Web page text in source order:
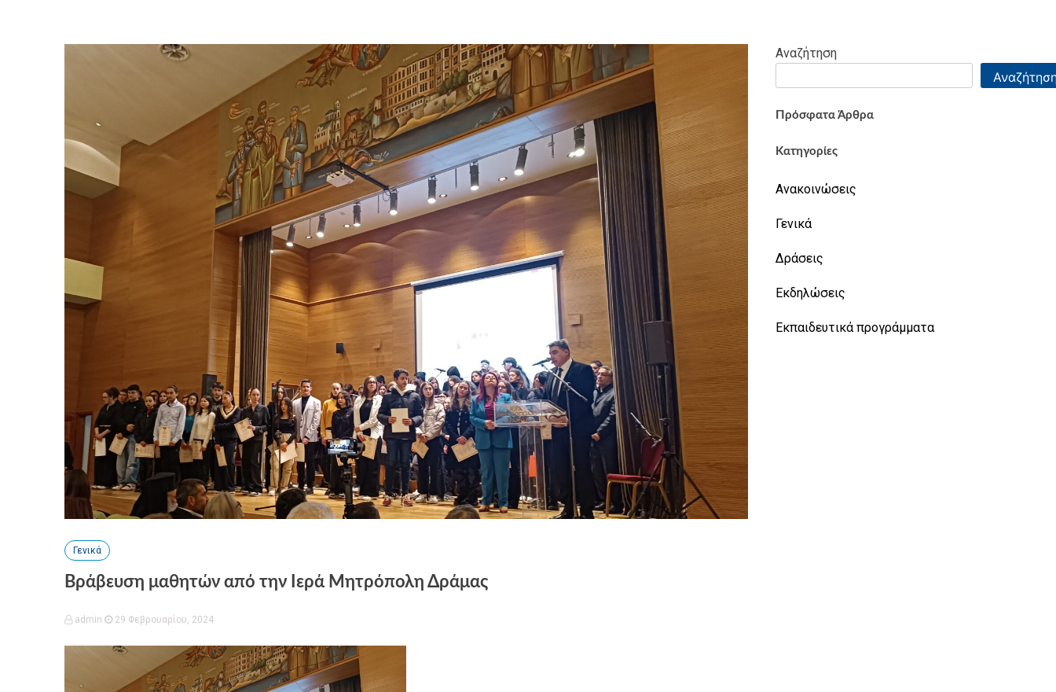
Γενικά
Βράβευση μαθητών από την Ιερά Μητρόπολη Δράμας
admin 29 Φεβρουαρίου, 2024
Αναζήτηση
Πρόσφατα Άρθρα
Κατηγορίες
Ανακοινώσεις
Γενικά
Δράσεις
Εκδηλώσεις
Εκπαιδευτικά προγράμματα